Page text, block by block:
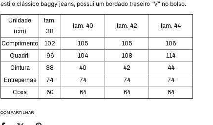
estilo clássico baggy jeans, possui um bordado traseiro "V" no bolso.
Unidade
(cm)
tam.
38
tam. 40 tam. 42 tam. 44
Comprimento 102 105 105
106
Quadril
96 104 108
114
Cintura
38 40 42
44
Entrepernas
74 74 74
74
Coxa
60 64 64 64
COMPARTILHAR